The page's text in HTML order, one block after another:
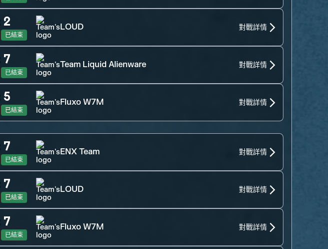
2
已結束
LOUD 對戰詳情
7
已結束
Team Liquid Alienware 對戰詳情
5
已結束
Fluxo W7M 對戰詳情
7
已結束
ENX Team 對戰詳情
7
已結束
LOUD 對戰詳情
7
已結束
Fluxo W7M 對戰詳情